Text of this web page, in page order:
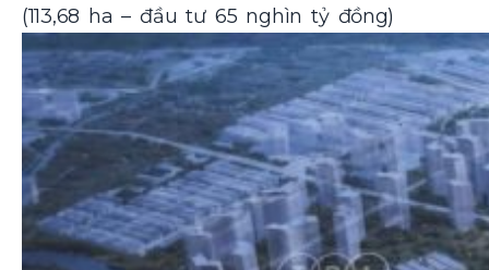
(113,68 ha – đầu tư 65 nghìn tỷ đồng)